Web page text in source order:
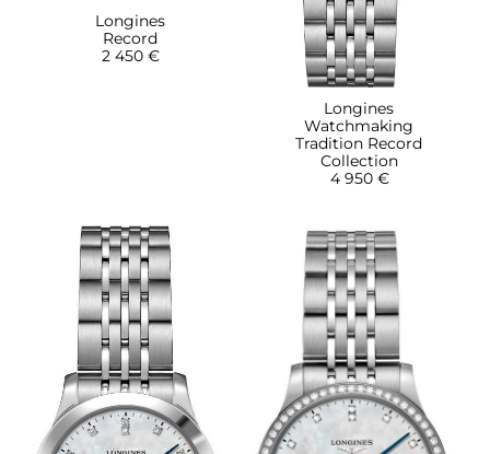
Longines
Record
2 450 €
Longines
Watchmaking
Tradition Record
Collection
4 950 €